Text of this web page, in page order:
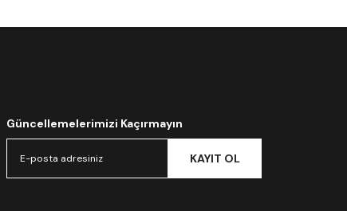
Güncellemelerimizi Kaçırmayın
KAYIT OL